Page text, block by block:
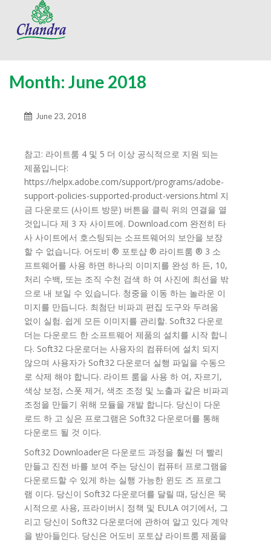
Month: June 2018
June 23, 2018
참고: 라이트룸 4 및 5 더 이상 공식적으로 지원 되는
제품입니다:
https://helpx.adobe.com/support/programs/adobe-
support-policies-supported-product-versions.html 지
금 다운로드 (사이트 방문) 버튼을 클릭 위의 연결을 열
것입니다 제 3 자 사이트에. Download.com 완전히 타
사 사이트에서 호스팅되는 소프트웨어의 보안을 보장
할 수 없습니다. 어도비 ® 포토샵 ® 라이트룸 ® 3 소
프트웨어를 사용 하면 하나의 이미지를 완성 하 든, 10,
처리 수백, 또는 조직 수천 검색 하 여 사진에 최선을 밖
으로 내 보일 수 있습니다. 청중을 이동 하는 놀라운 이
미지를 만듭니다. 최첨단 비파괴 편집 도구와 두려움
없이 실험. 쉽게 모든 이미지를 관리할. Soft32 다운로
더는 다운로드 한 소프트웨어 제품의 설치를 시작 합니
다. Soft32 다운로더는 사용자의 컴퓨터에 설치 되지
않으며 사용자가 Soft32 다운로더 실행 파일을 수동으
로 삭제 해야 합니다. 라이트 룸을 사용 하 여, 자르기,
색상 보정, 스폿 제거, 색조 조정 및 노출과 같은 비파괴
조정을 만들기 위해 모듈을 개발 합니다. 당신이 다운
로드 하 고 싶은 프로그램은 Soft32 다운로더를 통해
다운로드 될 것 이다.
Soft32 Downloader은 다운로드 과정을 훨씬 더 빨리
만들고 진전 바를 보여 주는 당신이 컴퓨터 프로그램을
다운로드할 수 있게 하는 실행 가능한 윈도 즈 프로그
램 이다. 당신이 Soft32 다운로더를 달릴 때, 당신은 묵
시적으로 사용, 프라이버시 정책 및 EULA 여기에서, 그
리고 당신이 Soft32 다운로더에 관하여 알고 있다 계약
을 받아들인다. 당신은 어도비 포토샵 라이트룸 제품을